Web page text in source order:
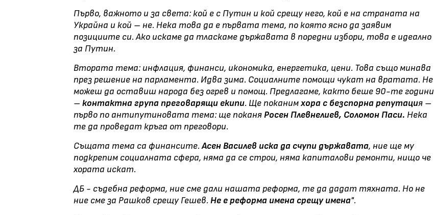
Първо, важното и за света: кой е с Путин и кой срещу него, кой е на страната на
Украйна и кой – не. Нека това да е първата тема, по която ясно да заявим
позициите си. Ако искаме да тласкаме държавата в поредни избори, това е идеално
за Путин.
Втората тема: инфлация, финанси, икономика, енергетика, цени. Това също минава
през решение на парламента. Идва зима. Социалните помощи чукат на вратата. Не
можеш да оставиш народа без огрев и помощ. Предлагаме, както беше 90-те години
– контактна група преговарящи екипи. Ще поканимхора с безспорна репутация –
първо по антипутиновата тема: ще поканяРосен Плевнелиев, Соломон Паси. Нека
те да проведат кръга от преговори.
Същата тема са финансите.Асен Василев иска да счупи държавата, ние ще му
подкрепим социалната сфера, няма да се строи, няма капиталови ремонти, нищо че
хората искат.
ДБ - съдебна реформа, ние сме дали нашата реформа, те да дадат тяхната. Но не
ние сме за Рашков срещу Гешев. Не е реформа имена срещу имена".